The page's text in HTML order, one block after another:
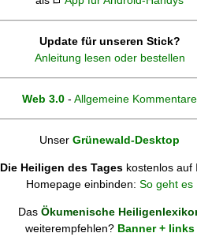
Update für unseren Stick?
Anleitung lesen oder bestellen
Web 3.0 - Allgemeine Kommentare
Unser Grünewald-Desktop
Die Heiligen des Tages kostenlos auf
Homepage einbinden: So geht es
Das Ökumenische
weiterempfehlen? Banner + links